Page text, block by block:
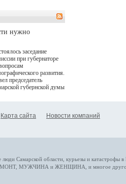
барьерами.
можно отнести
при работе с
пациентов. Для
динамичного роста
инноваций в
необходимо кросс-
взаимодействие
Ольга Сорокина,
сессии "Развитие
жизни" в рамках
2025. В дискуссии
нужно
заседание
при губернаторе
развития.
председатель
губернской думы
Карта сайта Новости компаний
люди Самарской области, курьезы и катастрофы в
, МУЖЧИНА и ЖЕНЩИНА , и многое